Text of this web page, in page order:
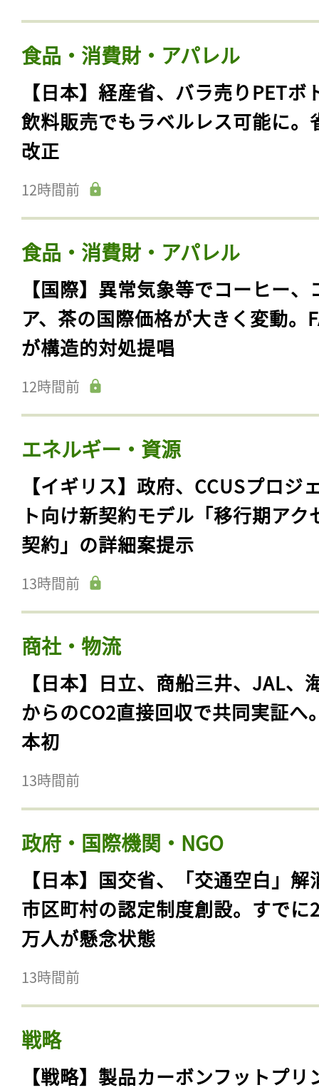
食品・消費財・アパレル
【日本】経産省、バラ売りPETボ
飲料販売でもラベルレス可能に。
改正
12時間前
食品・消費財・アパレル
【国際】異常気象等でコーヒー、
ア、茶の国際価格が大きく変動。
が構造的対処提唱
12時間前
エネルギー・資源
【イギリス】政府、CCUSプロジ
ト向け新契約モデル「移行期アク
契約」の詳細案提示
13時間前
商社・物流
【日本】日立、商船三井、JAL、
からのCO2直接回収で共同実証へ
本初
13時間前
政府・国際機関・NGO
【日本】国交省、「交通空白」解
市区町村の認定制度創設。すでに
万人が懸念状態
13時間前
戦略
【戦略】製品カーボンフットプリ